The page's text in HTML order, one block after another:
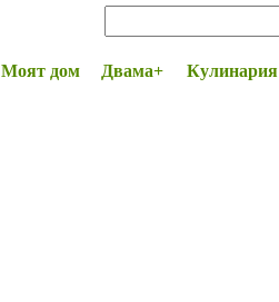
Моят дом Двама+ Кулинария